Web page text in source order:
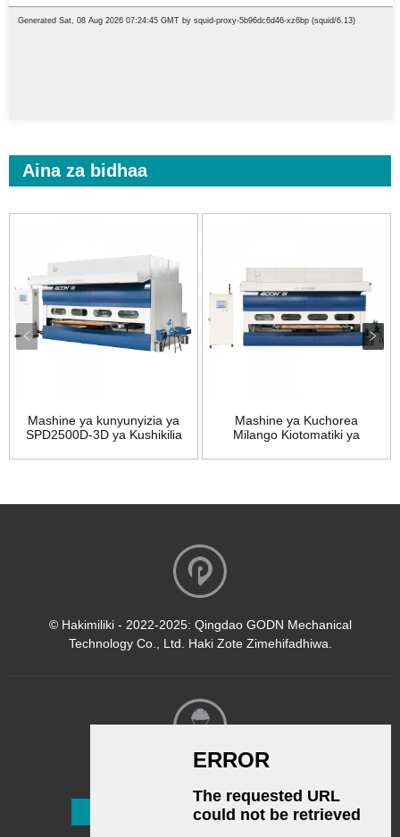
Aina za bidhaa
Mashine ya kunyunyizia ya
SPD2500D-3D ya Kushikilia
Mashine ya Kuchorea
Milango Kiotomatiki ya
© Hakimiliki - 2022-2025: Qingdao GODN Mechanical
Technology Co., Ltd. Haki Zote Zimehifadhiwa.
Jiandikishe